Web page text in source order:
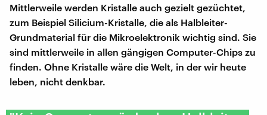
Mittlerweile werden Kristalle auch gezielt gezüchtet,
zum Beispiel Silicium-Kristalle, die als Halbleiter-
Grundmaterial für die Mikroelektronik wichtig sind. Sie
sind mittlerweile in allen gängigen Computer-Chips zu
finden. Ohne Kristalle wäre die Welt, in der wir heute
leben, nicht denkbar.